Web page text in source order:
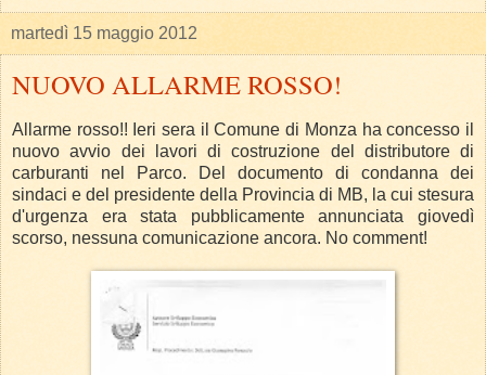
martedì 15 maggio 2012
NUOVO ALLARME ROSSO!
Allarme rosso!! Ieri sera il Comune di Monza ha concesso il
nuovo avvio dei lavori di costruzione del distributore di
carburanti nel Parco. Del documento di condanna dei
sindaci e del presidente della Provincia di MB, la cui stesura
d'urgenza era stata pubblicamente annunciata giovedì
scorso, nessuna comunicazione ancora. No comment!